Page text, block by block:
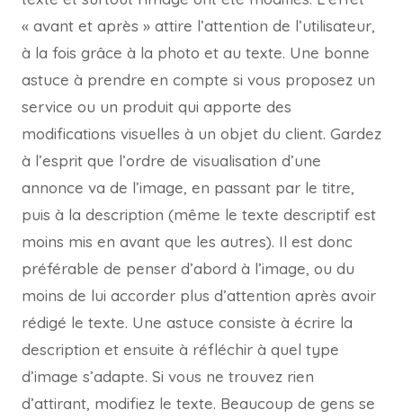
« avant et après » attire l’attention de l’utilisateur,
à la fois grâce à la photo et au texte. Une bonne
astuce à prendre en compte si vous proposez un
service ou un produit qui apporte des
modifications visuelles à un objet du client. Gardez
à l’esprit que l’ordre de visualisation d’une
annonce va de l’image, en passant par le titre,
puis à la description (même le texte descriptif est
moins mis en avant que les autres). Il est donc
préférable de penser d’abord à l’image, ou du
moins de lui accorder plus d’attention après avoir
rédigé le texte. Une astuce consiste à écrire la
description et ensuite à réfléchir à quel type
d’image s’adapte. Si vous ne trouvez rien
d’attirant, modifiez le texte. Beaucoup de gens se